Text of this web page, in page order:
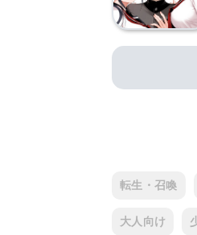
転生・召喚
大人向け